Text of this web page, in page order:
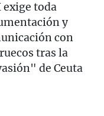
exige toda
y
con
tras la
de Ceuta